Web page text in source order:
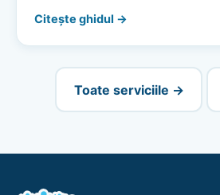
Citește ghidul →
Toate serviciile →